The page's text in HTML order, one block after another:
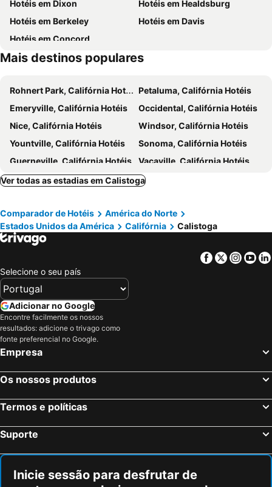
Hotéis em Dixon
Hotéis em Healdsburg
Hotéis em Berkeley
Hotéis em Davis
Hotéis em Concord
Mais destinos populares
Rohnert Park, Califórnia Hotéis
Petaluma, Califórnia Hotéis
Emeryville, Califórnia Hotéis
Occidental, Califórnia Hotéis
Nice, Califórnia Hotéis
Windsor, Califórnia Hotéis
Yountville, Califórnia Hotéis
Sonoma, Califórnia Hotéis
Guerneville, Califórnia Hotéis
Vacaville, Califórnia Hotéis
Fairfield, Califórnia Hotéis
Lucerne, Califórnia Hotéis
Stinson Beach, Califórnia Hotéis
Walnut Creek, Califórnia Hotéis
Fresno, Califórnia Hotéis
Los Banos, Califórnia Hotéis
Madera, Califórnia Hotéis
Salinas, Califórnia Hotéis
Nova Iorque, Nova York Hotéis
Miami Beach, Flórida Hotéis
Miami, Flórida Hotéis
Los Angeles, Califórnia Hotéis
Lake Buena Vista, Flórida Hotéis
Ver todas as estadias em Calistoga
Comparador de Hotéis
América do Norte
Estados Unidos da América
Califórnia Calistoga
Facebook
Twitter
Selecione o seu país
Adicionar no Google
Encontre facilmente os nossos
resultados: adicione o trivago como
fonte preferencial no Google.
Empresa
Os nossos produtos
Termos e políticas
Suporte
Inicie sessão para desfrutar de